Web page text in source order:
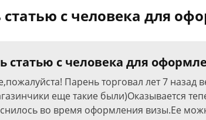
статью с человека для
статью с человека для
Парень торговал лет 7 назад
еще такие были)Оказывается
во время оформления визы.Ее